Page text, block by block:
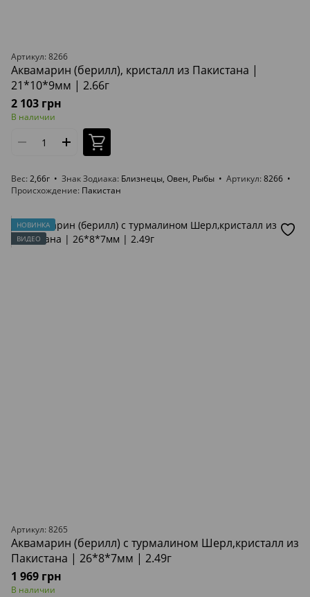
Артикул: 8266
Аквамарин (берилл), кристалл из Пакистана |
21*10*9мм | 2.66г
2 103 грн
В наличии
Вес 2,66г Знак Зодиака Близнецы, Овен, Рыбы Артикул 8266
Происхождение Пакистан
НОВИНКА
ВИДЕО
Артикул: 8265
Аквамарин (берилл) с турмалином Шерл,кристалл из
Пакистана | 26*8*7мм | 2.49г
1 969 грн
В наличии